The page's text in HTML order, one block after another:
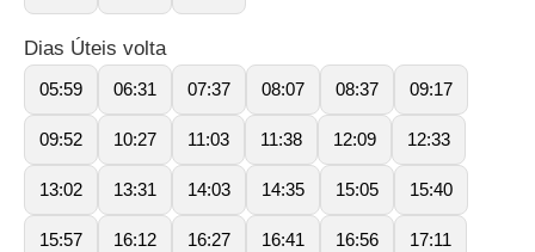
Dias Úteis volta
05:59 06:31 07:37 08:07 08:37 09:17
09:52 10:27 11:03 11:38 12:09 12:33
13:02 13:31 14:03 14:35 15:05 15:40
15:57 16:12 16:27 16:41 16:56 17:11